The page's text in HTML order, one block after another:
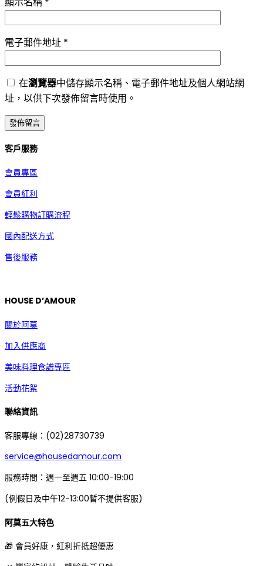
電子郵件地址 *
在瀏覽器中儲存顯示名稱、電子郵件地址及個人網站網
址，以供下次發佈留言時使用。
客戶服務
會員專區
會員紅利
輕鬆購物訂購流程
國內配送方式
售後服務
HOUSE D’AMOUR
關於阿莫
加入供應商
美味料理食譜專區
活動花絮
聯絡資訊
客服專線：(02)28730739
service@housedamour.com
服務時間：週一至週五 10:00-19:00
(例假日及中午12-13:00暫不提供客服)
阿莫五大特色
🎁 會員好康，紅利折抵超優惠